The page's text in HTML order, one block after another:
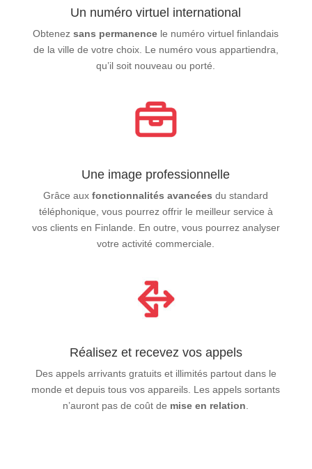
Un numéro virtuel international
Obtenezsans permanence le numéro virtuel finlandais
de la ville de votre choix. Le numéro vous appartiendra,
qu’il soit nouveau ou porté.
Une image professionnelle
Grâce auxfonctionnalités avancées du standard
téléphonique, vous pourrez offrir le meilleur service à
vos clients en Finlande. En outre, vous pourrez analyser
votre activité commerciale.
Réalisez et recevez vos appels
Des appels arrivants gratuits et illimités partout dans le
monde et depuis tous vos appareils. Les appels sortants
n’auront pas de coût de mise en relation